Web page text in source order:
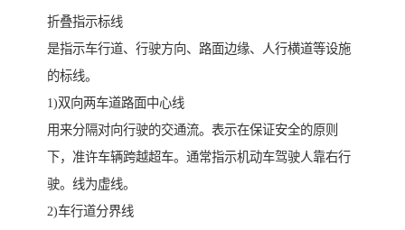
折叠指示标线
是指示车行道、行驶方向、路面边缘、人行横道等设施
的标线。
1)双向两车道路面中心线
用来分隔对向行驶的交通流。表示在保证安全的原则
下，准许车辆跨越超车。通常指示机动车驾驶人靠右行
驶。线为虚线。
2)车行道分界线